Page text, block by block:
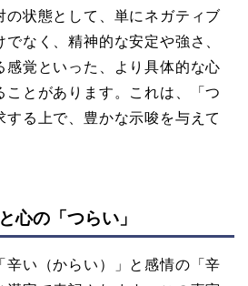
の状態として、単にネガティブ
なく、精神的な安定や強さ、
感覚といった、より具体的な心
ことがあります。これは、「つ
する上で、豊かな示唆を与えて
心の「つらい」
辛い（からい）」と感情の「辛